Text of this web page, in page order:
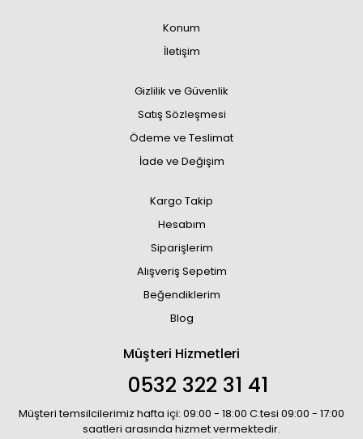
Konum
İletişim
Gizlilik ve Güvenlik
Satış Sözleşmesi
Ödeme ve Teslimat
İade ve Değişim
Kargo Takip
Hesabım
Siparişlerim
Alışveriş Sepetim
Beğendiklerim
Blog
Müşteri Hizmetleri
0532 322 31 41
Müşteri temsilcilerimiz hafta içi: 09:00 - 18:00 C.tesi 09:00 - 17:00
saatleri arasında hizmet vermektedir.